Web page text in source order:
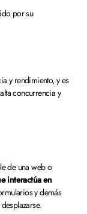
por su
y rendimiento, y es
concurrencia y
de una web o
interactúa en
y demás